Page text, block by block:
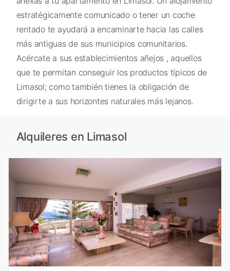
estratégicamente comunicado o tener un coche
rentado te ayudará a encaminarte hacia las calles
más antiguas de sus municipios comunitarios.
Acércate a sus establecimientos añejos , aquellos
que te permitan conseguir los productos típicos de
Limasol; como también tienes la obligación de
dirigirte a sus horizontes naturales más lejanos.
Alquileres en Limasol